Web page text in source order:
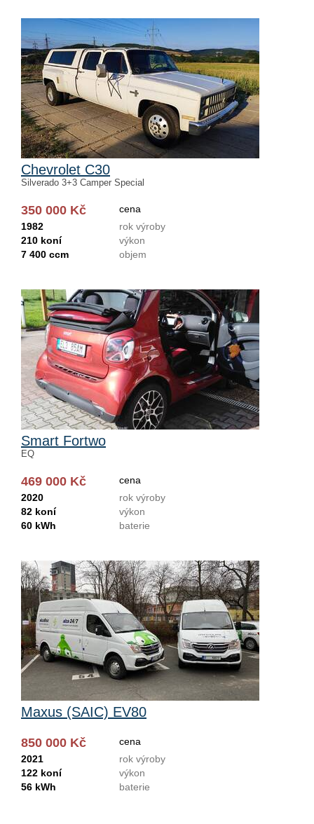
Chevrolet C30
Silverado 3+3 Camper Special
350 000 Kč
cena
1982
rok výroby
210 koní
výkon
7 400 ccm
objem
Smart Fortwo
EQ
469 000 Kč
cena
2020
rok výroby
82 koní
výkon
60 kWh
baterie
Maxus (SAIC) EV80
850 000 Kč
cena
2021
rok výroby
122 koní
výkon
56 kWh
baterie